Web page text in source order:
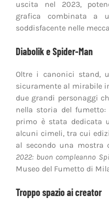
uscita nel 2023,
grafica combinata a
soddisfacente nelle
Diabolik e Spider-Man
Oltre i canonici stand,
sicuramente al mirabile
due grandi personaggi
nella storia del fumetto:
primo è stata dedicata
alcuni cimeli, tra cui
al secondo una mostra
2022: buon compleanno
Museo del Fumetto di
Troppo spazio ai creator